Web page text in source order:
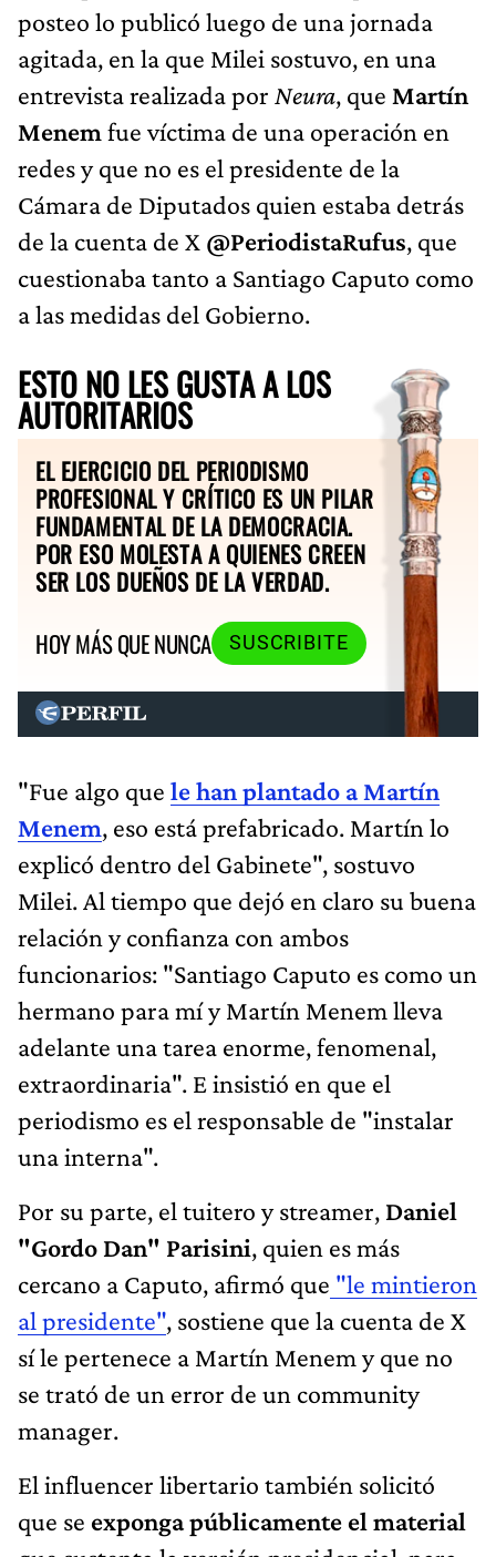
posteo lo publicó luego de una jornada
agitada, en la que Milei sostuvo, en una
entrevista realizada por Neura, que Martín
Menem fue víctima de una operación en
redes y que no es el presidente de la
Cámara de Diputados quien estaba detrás
de la cuenta de X @PeriodistaRufus, que
cuestionaba tanto a Santiago Caputo como
a las medidas del Gobierno.
ESTO NO LES GUSTA A LOS
AUTORITARIOS
EL EJERCICIO DEL PERIODISMO
PROFESIONAL Y CRÍTICO ES UN PILAR
FUNDAMENTAL DE LA DEMOCRACIA.
POR ESO MOLESTA A QUIENES CREEN
SER LOS DUEÑOS DE LA VERDAD.
HOY MÁS QUE NUNCA
SUSCRIBITE
"Fue algo que le han plantado a Martín
Menem, eso está prefabricado. Martín lo
explicó dentro del Gabinete", sostuvo
Milei. Al tiempo que dejó en claro su buena
relación y confianza con ambos
funcionarios: "Santiago Caputo es como un
hermano para mí y Martín Menem lleva
adelante una tarea enorme, fenomenal,
extraordinaria". E insistió en que el
periodismo es el responsable de "instalar
una interna".
Por su parte, el tuitero y streamer, Daniel
"Gordo Dan" Parisini, quien es más
cercano a Caputo, afirmó que "le mintieron
al presidente", sostiene que la cuenta de X
sí le pertenece a Martín Menem y que no
se trató de un error de un community
manager.
El influencer libertario también solicitó
que se exponga públicamente el material